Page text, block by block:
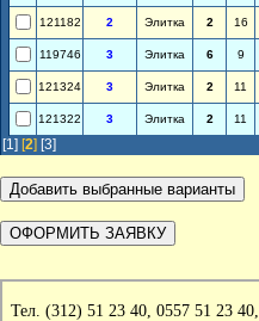
121182 2 Элитка 2 16
119746 3 Элитка 6 9
121324 3 Элитка 2 11
121322 3 Элитка 2 11
[1] [2] [3]
Тел. (312) 51 23 40, 0557 51 23 40,